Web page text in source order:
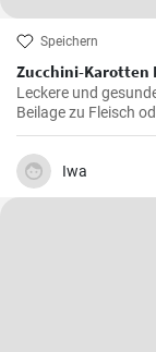
Speichern
Zucchini-Karotten
Leckere und
Beilage zu Fleisch
Zubereitung ist
Iwa